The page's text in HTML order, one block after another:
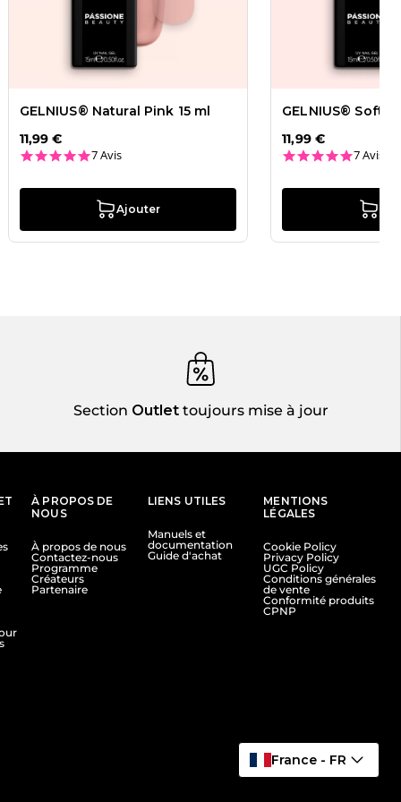
GELNIUS® Natural Pink 15 ml
11,99 €
4.9 star rating
7 Avis
Ajouter
GELNIUS® Soft
11,99 €
4.9
7 Avis
Section Outlettoujours mise à jour
À PROPOS DE
NOUS
À propos de nous
Contactez-nous
Programme
Créateurs
Partenaire
LIENS UTILES
Manuels et
documentation
Guide d'achat
MENTIONS
LÉGALES
Cookie Policy
Privacy Policy
UGC Policy
Conditions générales
de vente
Conformité produits
CPNP
France - FR